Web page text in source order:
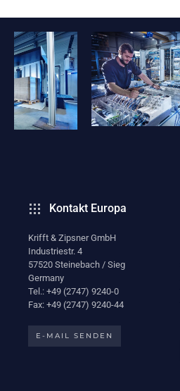
Kontakt Europa
Krifft & Zipsner GmbH
Industriestr. 4
57520 Steinebach / Sieg
Germany
Tel.: +49 (2747) 9240-0
Fax: +49 (2747) 9240-44
E-MAIL SENDEN